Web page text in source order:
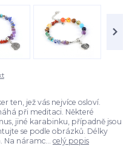
ten, jež vás nejvíce osloví.
při meditaci. Některé
jiné karabinku, případně jsou
se podle obrázků. Délky
Na náramc... celý popis